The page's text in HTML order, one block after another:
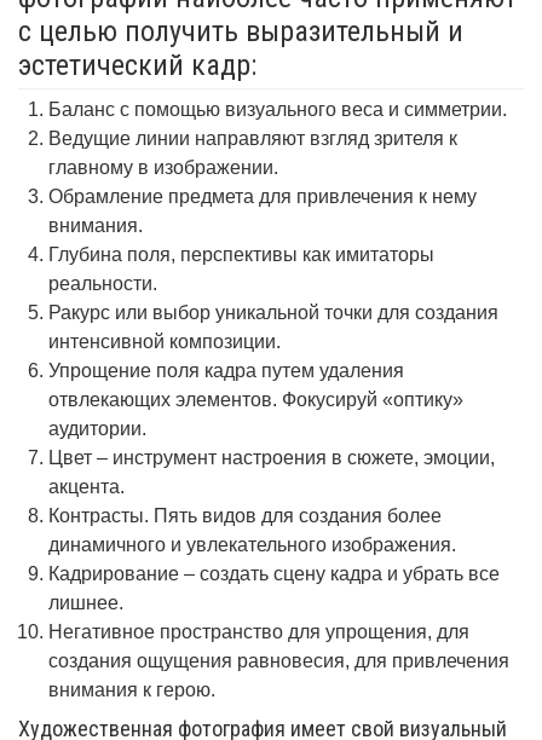
с целью получить выразительный и
эстетический кадр:
Баланс с помощью визуального веса и симметрии.
Ведущие линии направляют взгляд зрителя к
главному в изображении.
Обрамление предмета для привлечения к нему
внимания.
Глубина поля, перспективы как имитаторы
реальности.
Ракурс или выбор уникальной точки для создания
интенсивной композиции.
Упрощение поля кадра путем удаления
отвлекающих элементов. Фокусируй «оптику»
аудитории.
Цвет – инструмент настроения в сюжете, эмоции,
акцента.
Контрасты. Пять видов для создания более
динамичного и увлекательного изображения.
Кадрирование – создать сцену кадра и убрать все
лишнее.
Негативное пространство для упрощения, для
создания ощущения равновесия, для привлечения
внимания к герою.
Художественная фотография имеет свой визуальный